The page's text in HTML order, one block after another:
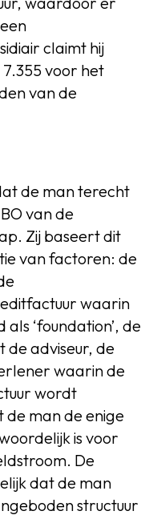
claimt hij
voor het
van de
de man terecht
van de
Zij baseert dit
van factoren: de
waarin
‘foundation’, de
adviseur, de
waarin de
wordt
man de enige
is voor
De
dat de man
structuur